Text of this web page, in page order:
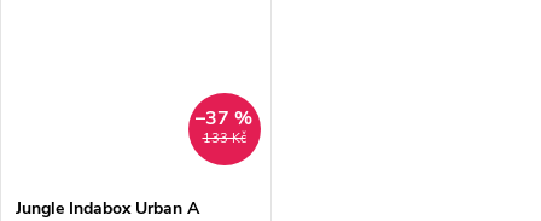
133 Kč
–37 %
Jungle Indabox Urban A